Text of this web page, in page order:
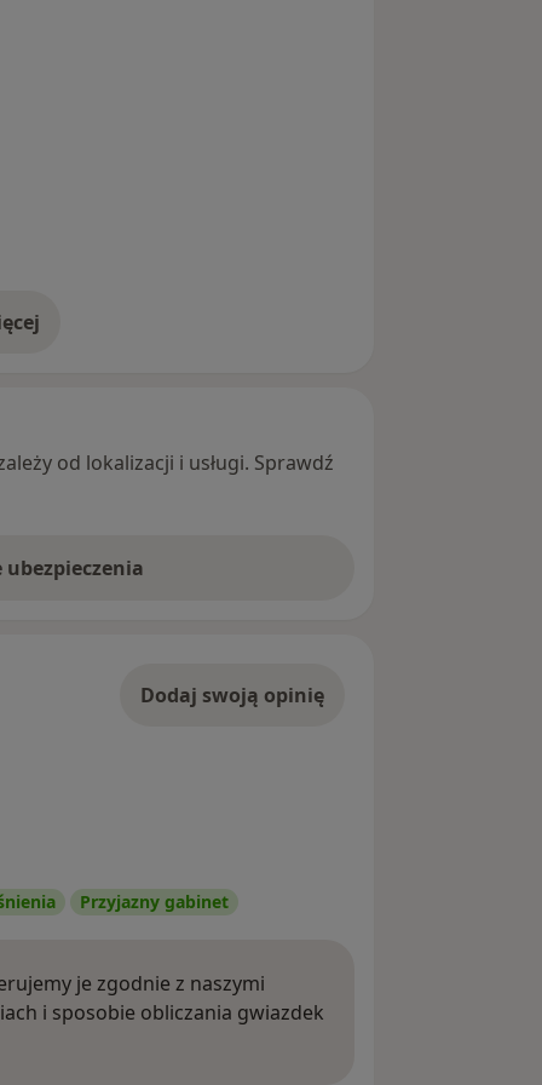
od lokalizacji i usługi. Sprawdź
ubezpieczenia
Dodaj swoją opinię
Przyjazny gabinet
je zgodnie z naszymi
i sposobie obliczania gwiazdek